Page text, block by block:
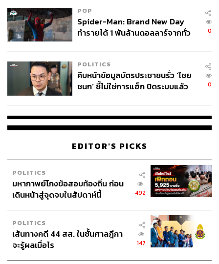
POP
Spider-Man: Brand New Day
ทำรายได้ 1 พันล้านดอลลาร์จากทั่ว
0
POLITICS
คืบหน้าข้อมูลบัตรประชาชนรั่ว ‘ไชย
ชนก’ ชี้ไม่ใช่การแฮ็ก ปิดระบบแล้ว
0
EDITOR'S PICKS
POLITICS
มหากาพย์โกงข้อสอบท้องถิ่น ก่อน
เดินหน้าสู่จุดจบในสัปดาห์นี้
492
POLITICS
เส้นทางคดี 44 สส. ในชั้นศาลฎีกา
จะรู้ผลเมื่อไร
147